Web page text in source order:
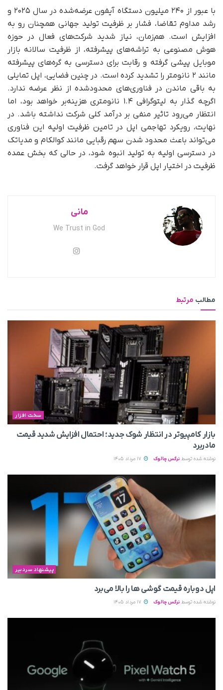
با عبور از ۲۴۰ میلیون دستگاه آیفون عرضه‌شده در سال ۲۰۲۵ و
رشد مداوم تقاضا، فشار بر ظرفیت تولید جهانی همچنان رو به
افزایش است. هم‌زمان، نیاز شدید شرکت‌های فعال در حوزه
هوش مصنوعی به تراشه‌های پیشرفته، از ظرفیت سالانه بازار
موبایل پیشی گرفته و رقابت برای دسترسی به گره‌های پیشرفته
مانند ۲ نانومتر را تشدید کرده است. در چنین فضایی، اپل تمایلی
به باقی‌ ماندن در فناوری‌های محدودشده از نظر عرضه ندارد.
اگرچه گذار به لیتوگرافی ۱.۴ نانومتری هزینه‌بر خواهد بود، اما
انتظار می‌رود تاثیر منفی بر درآمد کلی شرکت نداشته باشد. در
نهایت، رویکرد تهاجمی اپل در تامین ظرفیت اولیه این فناوری
می‌تواند باعث محدود شدن سهم رقبایی مانند کوالکام و مدیاتک
در دسترسی اولیه به تولید انبوه شود، در حالی که بخش عمده
ظرفیت در اختیار اپل قرار خواهد گرفت.
مانی
We Trust in God
مطالب مرتبط
سخت افزار
بازار کامپیوتر در انتظار شوک جدید؛ احتمال افزایش شدید قیمت
مادربرد
نوشته شده توسط نرگس چالوک
پیشنهاد سردبیر
اپل دوباره قیمت‌ گوشی ها را بالا می‌برد
نوشته شده توسط نرگس چالوک